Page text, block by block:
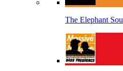
The Elephant